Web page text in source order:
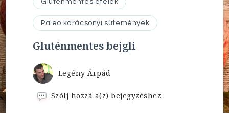
Paleo karácsonyi sütemények
Gluténmentes bejgli
Legény Árpád
Szólj hozzá a(z)Gluténmentes
bejegyzéshez